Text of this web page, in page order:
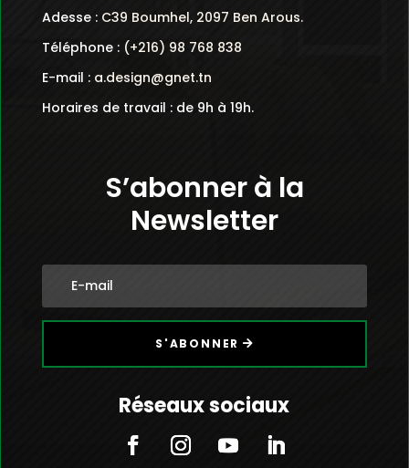
Adesse : C39 Boumhel, 2097 Ben Arous.
Téléphone :(+216) 98 768 838
E-mail : a.design@gnet.tn
Horaires de travail : de 9h à 19h.
S’abonner à la
Newsletter
S'ABONNER
Réseaux sociaux